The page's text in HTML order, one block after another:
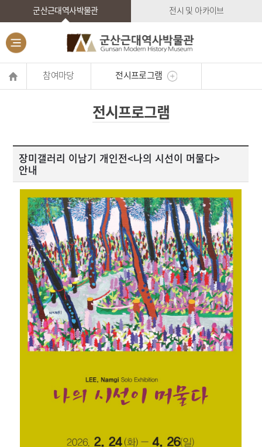
군산근대역사박물관 전시 및 아카이브
참여마당 전시프로그램
전시프로그램
장미갤러리 이남기 개인전<나의 시선이 머물다>
안내